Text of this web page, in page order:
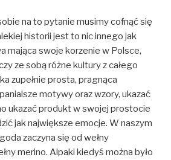
na to pytanie musimy cofnąć się
historii jest to nic innego jak
mająca swoje korzenie w Polsce,
ze sobą różne kultury z całego
zupełnie prosta, pragnąca
motywy oraz wzory, ukazać
ukazać produkt w swojej prostocie
jak największe emocje. W naszym
zaczyna się od wełny
merino. Alpaki kiedyś można było